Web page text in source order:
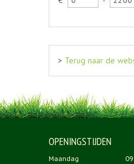
> Terug naar de
OPENINGSTIJDEN
Maandag